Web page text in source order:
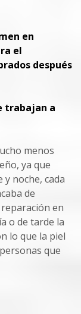
en
el
después
trabajan a
menos
ya que
noche, cada
de
en
o de tarde la
lo que la piel
que